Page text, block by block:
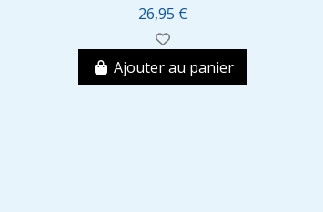
26,95 €
Ajouter au panier